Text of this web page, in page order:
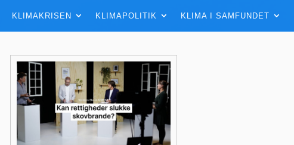
KLIMAKRISEN KLIMAPOLITIK KLIMA I SAMFUNDET